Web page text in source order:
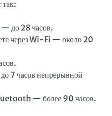
так:
— до 28 часов.
через Wi-Fi — около 20
7 часов непрерывной
— более 90 часов.